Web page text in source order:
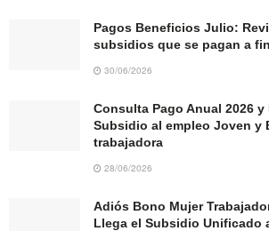
Pagos Beneficios Julio:
subsidios que se pagan a
30/06/2026
Consulta Pago Anual 2026
Subsidio al empleo Joven y
trabajadora
28/06/2026
Adiós Bono Mujer
Llega el Subsidio Unificado